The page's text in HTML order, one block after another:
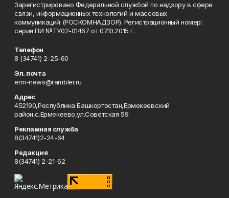
Зарегистрировано Федеральной службой по надзору в сфере
связи, информационных технологий и массовых
коммуникаций (РОСКОМНАДЗОР). Регистрационный номер:
серия ПИ №ТУ02-01467 от 07.10.2015 г.
Телефон
8 (34741) 2-25-60
Эл. почта
erm-news@rambler.ru
Адрес
452190,Республика Башкортостан,Ермекеевский
район,с.Ермекеево,ул.Советская 59
Рекламная служба
8(34741)2-24-64
Редакция
8(34741) 2-21-62